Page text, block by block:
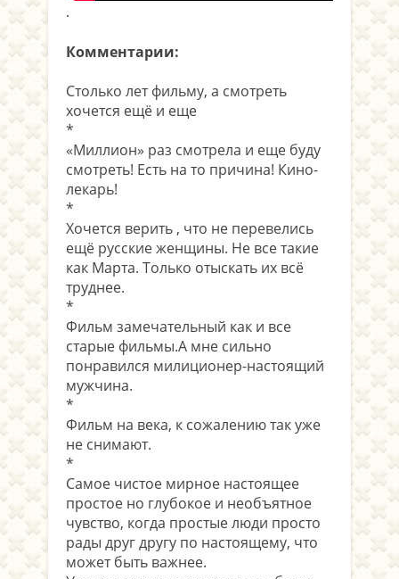
.
Комментарии:
Столько лет фильму, а смотреть
хочется ещё и еще
*
«Миллион» раз смотрела и еще буду
смотреть! Есть на то причина! Кино-
лекарь!
*
Хочется верить , что не перевелись
ещё русские женщины. Не все такие
как Марта. Только отыскать их всё
труднее.
*
Фильм замечательный как и все
старые фильмы.А мне сильно
понравился милиционер-настоящий
мужчина.
*
Фильм на века, к сожалению так уже
не снимают.
*
Самое чистое мирное настоящее
простое но глубокое и необъятное
чувство, когда простые люди просто
рады друг другу по настоящему, что
может быть важнее.